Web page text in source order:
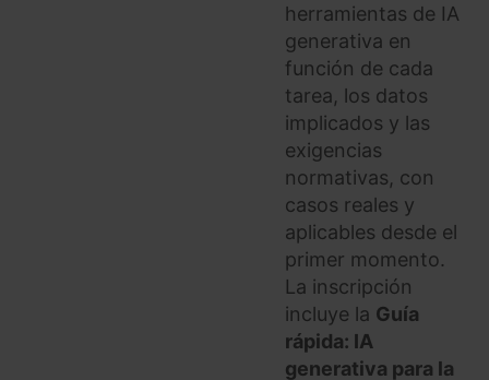
herramientas de IA
generativa en
función de cada
tarea, los datos
implicados y las
exigencias
normativas, con
casos reales y
aplicables desde el
primer momento.
La inscripción
incluye la Guía
rápida: IA
generativa para la